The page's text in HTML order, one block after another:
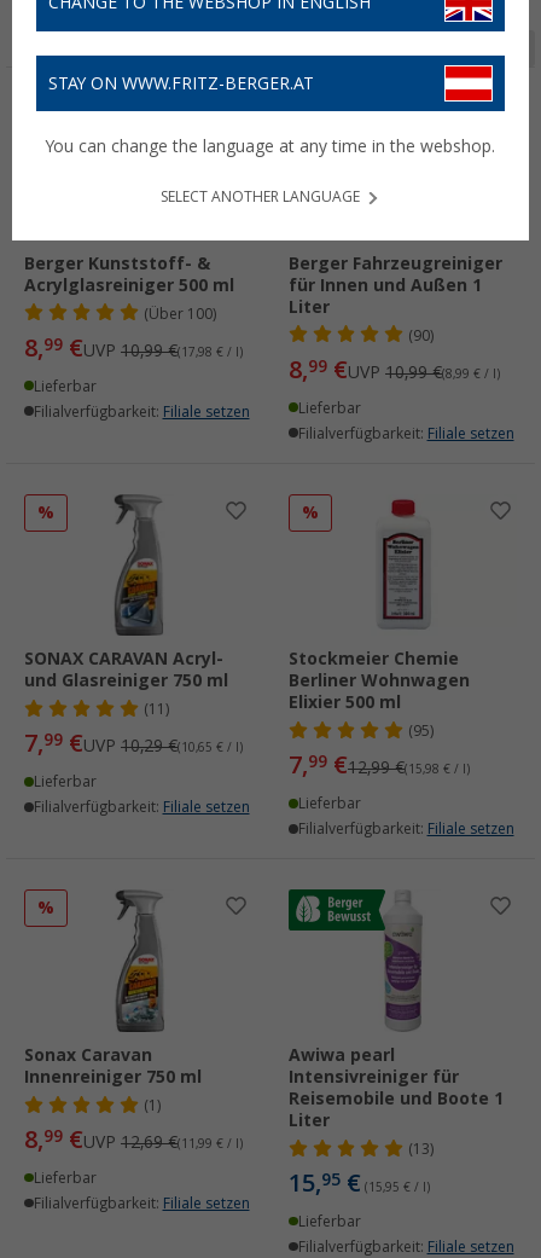
%
Berger Kunststoff- &
Acrylglasreiniger 500 ml
(Über100)
8,99 €UVP 10,99 €(17,98 € / l)
Lieferbar
Filialverfügbarkeit: Filiale setzen
%
Berger Fahrzeugreiniger
für Innen und Außen 1
Liter
(90)
8,99 €UVP 10,99 €(8,99 € / l)
Lieferbar
Filialverfügbarkeit: Filiale setzen
%
SONAX CARAVAN Acryl-
und Glasreiniger 750 ml
(11)
7,99 €UVP 10,29 €(10,65 € / l)
Lieferbar
Filialverfügbarkeit: Filiale setzen
%
Stockmeier Chemie
Berliner Wohnwagen
Elixier 500 ml
(95)
7,99 €12,99 €(15,98 € / l)
Lieferbar
Filialverfügbarkeit: Filiale setzen
%
Sonax Caravan
Innenreiniger 750 ml
(1)
8,99 €UVP 12,69 €(11,99 € / l)
Lieferbar
Filialverfügbarkeit: Filiale setzen
Awiwa pearl
Intensivreiniger für
Reisemobile und Boote 1
Liter
(13)
15,95 € (15,95 € / l)
Lieferbar
Filialverfügbarkeit: Filiale setzen
STAY ON WWW.FRITZ-BERGER.AT
You can change the language at any time in the webshop.
SELECT ANOTHER LANGUAGE